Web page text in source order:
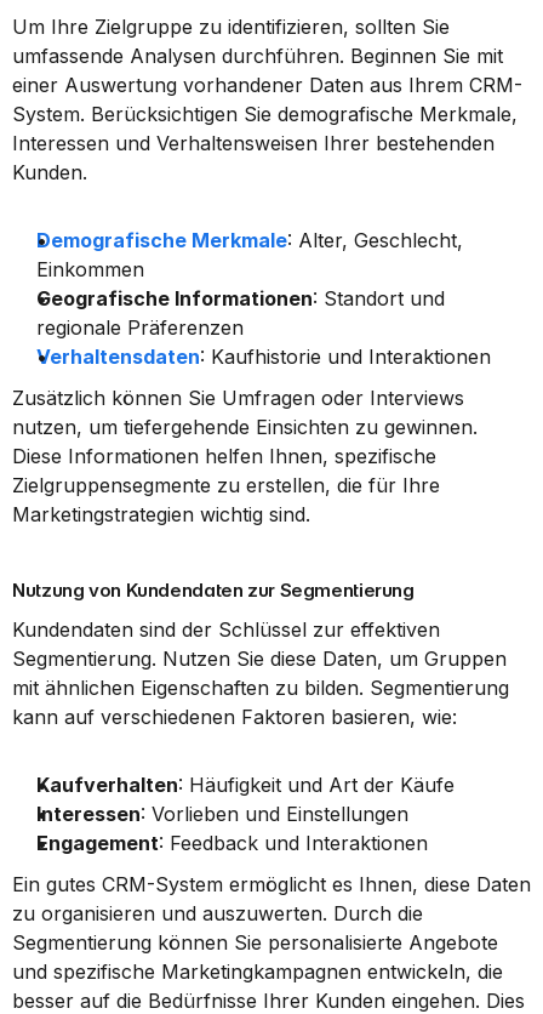
Um Ihre Zielgruppe zu identifizieren, sollten Sie
umfassende Analysen durchführen. Beginnen Sie mit
einer Auswertung vorhandener Daten aus Ihrem CRM-
System. Berücksichtigen Sie demografische Merkmale,
Interessen und Verhaltensweisen Ihrer bestehenden
Kunden.
Demografische Merkmale: Alter, Geschlecht,
Einkommen
Geografische Informationen: Standort und
regionale Präferenzen
Verhaltensdaten: Kaufhistorie und Interaktionen
Zusätzlich können Sie Umfragen oder Interviews
nutzen, um tiefergehende Einsichten zu gewinnen.
Diese Informationen helfen Ihnen, spezifische
Zielgruppensegmente zu erstellen, die für Ihre
Marketingstrategien wichtig sind.
Nutzung von Kundendaten zur Segmentierung
Kundendaten sind der Schlüssel zur effektiven
Segmentierung. Nutzen Sie diese Daten, um Gruppen
mit ähnlichen Eigenschaften zu bilden. Segmentierung
kann auf verschiedenen Faktoren basieren, wie:
Kaufverhalten: Häufigkeit und Art der Käufe
Interessen: Vorlieben und Einstellungen
Engagement: Feedback und Interaktionen
Ein gutes CRM-System ermöglicht es Ihnen, diese Daten
zu organisieren und auszuwerten. Durch die
Segmentierung können Sie personalisierte Angebote
und spezifische Marketingkampagnen entwickeln, die
besser auf die Bedürfnisse Ihrer Kunden eingehen. Dies